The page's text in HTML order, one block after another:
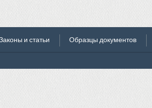
и статьи Образцы документов